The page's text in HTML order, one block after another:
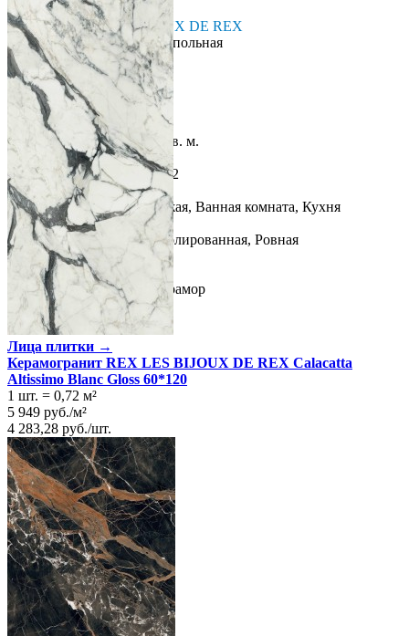
ПроизводительREX
КоллекцияRex LES BIJOUX DE REX
Тип плиткиНастенная, Напольная
Размеры
Размеры60х120 см
Толщина10 мм
Ширина
60 см
Длина120 см
Площадь в упаковке1.44 кв. м.
Вес 1 упаковки31.7 кг
Количество в коробке, шт.2
Свойства
НазначениеХолл и прихожая, Ванная комната, Кухня
МатериалКерамогранит
Поверхность Глянцевая/Полированная, Ровная
Ректификация
Да
Цвет Белый
Имитация поверхности
Мрамор
Лица плитки →
Керамогранит REX LES BIJOUX DE REX Calacatta
Altissimo Blanc Gloss 60*120
1 шт. = 0,72 м²
5 949 руб./м²
4 283,28 руб./шт.